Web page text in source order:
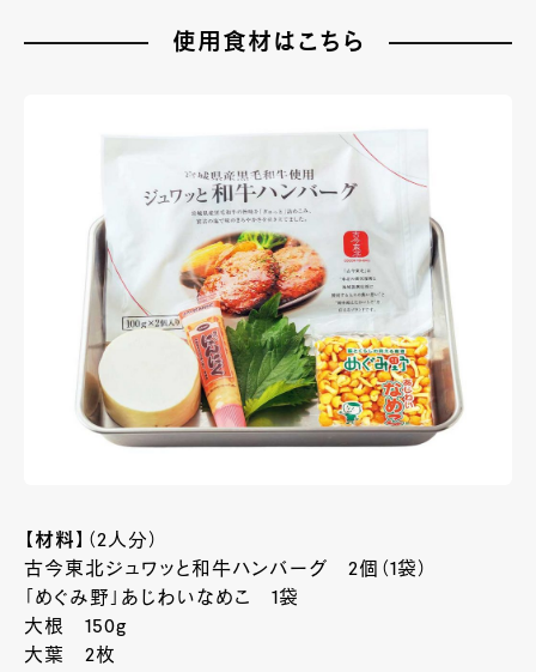
使用食材はこちら
【材料】 （2人分）
古今東北ジュワッと和牛ハンバーグ 2個（1袋）
「めぐみ野」あじわいなめこ 1袋
大根 150g
大葉 2枚